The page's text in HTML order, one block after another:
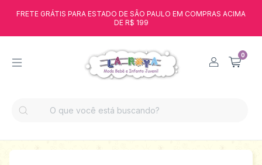
FRETE GRÁTIS PARA ESTADO DE SÃO PAULO EM COMPRAS ACIMA
DE R$ 199
0